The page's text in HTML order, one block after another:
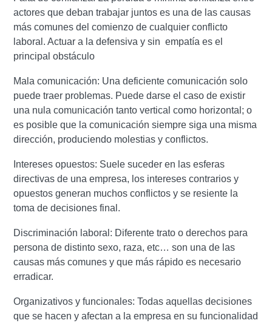
actores que deban trabajar juntos es una de las causas
más comunes del comienzo de cualquier conflicto
laboral. Actuar a la defensiva y sin empatía es el
principal obstáculo
Mala comunicación: Una deficiente comunicación solo
puede traer problemas. Puede darse el caso de existir
una nula comunicación tanto vertical como horizontal; o
es posible que la comunicación siempre siga una misma
dirección, produciendo molestias y conflictos.
Intereses opuestos: Suele suceder en las esferas
directivas de una empresa, los intereses contrarios y
opuestos generan muchos conflictos y se resiente la
toma de decisiones final.
Discriminación laboral: Diferente trato o derechos para
persona de distinto sexo, raza, etc… son una de las
causas más comunes y que más rápido es necesario
erradicar.
Organizativos y funcionales: Todas aquellas decisiones
que se hacen y afectan a la empresa en su funcionalidad